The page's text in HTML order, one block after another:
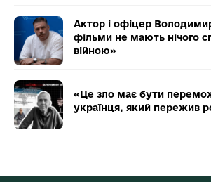
Актор і офіцер
фільми не мають нічого
війною»
«Це зло має бути
українця, який пережив